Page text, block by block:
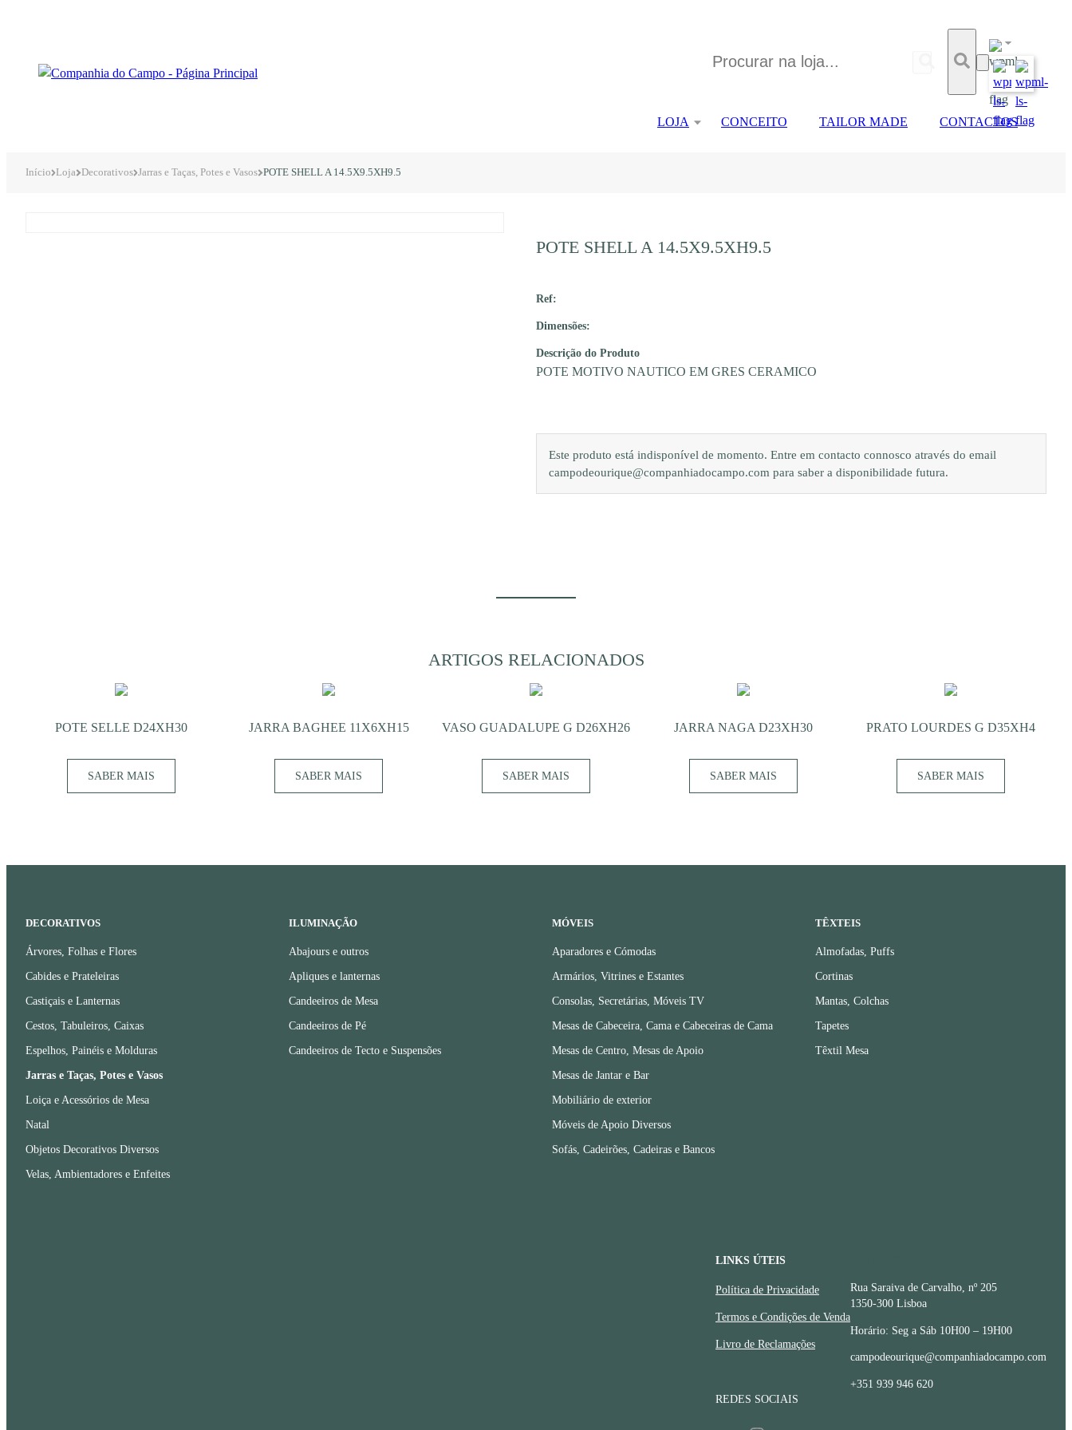
LOJA CONCEITO TAILOR MADE CONTACTOS
Início Loja Decorativos Jarras e Taças, Potes e Vasos POTE SHELL A 14.5X9.5XH9.5
POTE SHELL A 14.5X9.5XH9.5
Ref:
Dimensões:
Descrição do Produto
POTE MOTIVO NAUTICO EM GRES CERAMICO
Este produto está indisponível de momento. Entre em contacto connosco através do email
campodeourique@companhiadocampo.com para saber a disponibilidade futura.
ARTIGOS RELACIONADOS
POTE SELLE D24XH30
SABER MAIS
JARRA BAGHEE 11X6XH15
SABER MAIS
VASO GUADALUPE G D26XH26
SABER MAIS
JARRA NAGA D23XH30
SABER MAIS
PRATO LOURDES G D35XH4
SABER MAIS
DECORATIVOS
Árvores, Folhas e Flores
Cabides e Prateleiras
Castiçais e Lanternas
Cestos, Tabuleiros, Caixas
Espelhos, Painéis e Molduras
Jarras e Taças, Potes e Vasos
Loiça e Acessórios de Mesa
Natal
Objetos Decorativos Diversos
Velas, Ambientadores e Enfeites
ILUMINAÇÃO
Abajours e outros
Apliques e lanternas
Candeeiros de Mesa
Candeeiros de Pé
Candeeiros de Tecto e Suspensões
MÓVEIS
Aparadores e Cómodas
Armários, Vitrines e Estantes
Consolas, Secretárias, Móveis TV
Mesas de Cabeceira, Cama e Cabeceiras de Cama
Mesas de Centro, Mesas de Apoio
Mesas de Jantar e Bar
Mobiliário de exterior
Móveis de Apoio Diversos
Sofás, Cadeirões, Cadeiras e Bancos
TÊXTEIS
Almofadas, Puffs
Cortinas
Mantas, Colchas
Tapetes
Têxtil Mesa
LINKS ÚTEIS
Política de Privacidade
Termos e Condições de Venda
Livro de Reclamações
REDES SOCIAIS
Rua Saraiva de Carvalho, nº 205
1350-300 Lisboa
Horário: Seg a Sáb 10H00 – 19H00
campodeourique@companhiadocampo.com
+351 939 946 620